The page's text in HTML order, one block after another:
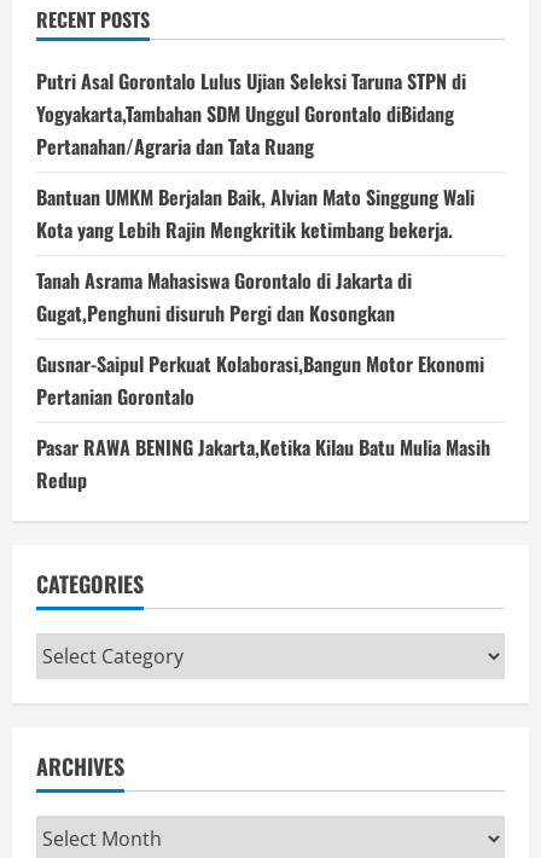
RECENT POSTS
Putri Asal Gorontalo Lulus Ujian Seleksi Taruna STPN di
Yogyakarta,Tambahan SDM Unggul Gorontalo diBidang
Pertanahan/Agraria dan Tata Ruang
Bantuan UMKM Berjalan Baik, Alvian Mato Singgung Wali
Kota yang Lebih Rajin Mengkritik ketimbang bekerja.
Tanah Asrama Mahasiswa Gorontalo di Jakarta di
Gugat,Penghuni disuruh Pergi dan Kosongkan
Gusnar-Saipul Perkuat Kolaborasi,Bangun Motor Ekonomi
Pertanian Gorontalo
Pasar RAWA BENING Jakarta,Ketika Kilau Batu Mulia Masih
Redup
CATEGORIES
Categories
ARCHIVES
Archives